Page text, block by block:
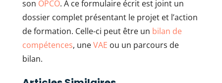
son OPCO. À ce formulaire écrit est joint un
dossier complet présentant le projet et l’action
de formation. Celle-ci peut être un bilan de
compétences, uneVAE ou un parcours de
bilan.